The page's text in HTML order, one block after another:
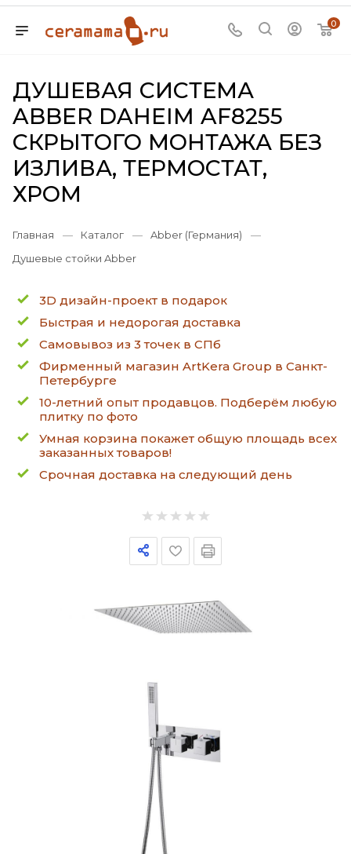
0
ДУШЕВАЯ СИСТЕМА
ABBER DAHEIM AF8255
СКРЫТОГО МОНТАЖА БЕЗ
ИЗЛИВА, ТЕРМОСТАТ,
ХРОМ
Главная — Каталог — Abber (Германия)
—
Душевые стойки Abber
3D дизайн-проект в подарок
Быстрая и недорогая доставка
Самовывоз из 3 точек в СПб
Фирменный магазин ArtKera Group в Санкт-
Петербурге
10-летний опыт продавцов. Подберём любую
плитку по фото
Умная корзина покажет общую площадь всех
заказанных товаров!
Срочная доставка на следующий день